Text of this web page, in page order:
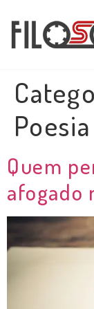
Poesia
Quem
afogado